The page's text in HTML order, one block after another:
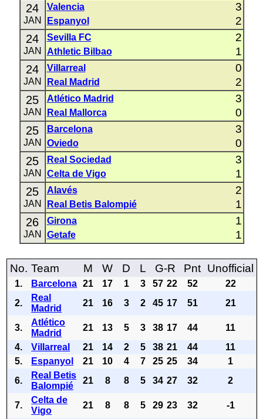
24
JAN
Valencia 3
Espanyol 2
24
JAN
Sevilla FC 2
Athletic Bilbao 1
24
JAN
Villarreal 0
Real Madrid 2
25
JAN
Atlético Madrid 3
Real Mallorca 0
25
JAN
Barcelona 3
Oviedo 0
25
JAN
Real Sociedad 3
Celta de Vigo 1
25
JAN
Alavés 2
Real Betis Balompié 1
26
JAN
Girona 1
Getafe 1
No. Team M W D L G-R Pnt Unofficial
1. Barcelona 21 17 1 3 57 22 52
22
2.
Real
Madrid
21 16 3 2 45 17 51 21
3.
Atlético
Madrid
21 13 5 3 38 17 44
11
4.
Villarreal 21 14 2 5 38 21 44
11
5.
Espanyol 21 10 4 7 25 25 34
1
6.
Real Betis
Balompié
21 8 8 5 34 27 32 2
7.
Celta de
Vigo
21 8 8 5 29 23 32 -1